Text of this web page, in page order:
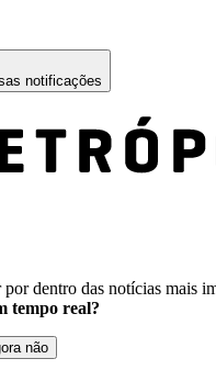
notificações
dentro das notícias mais
tempo real?
não